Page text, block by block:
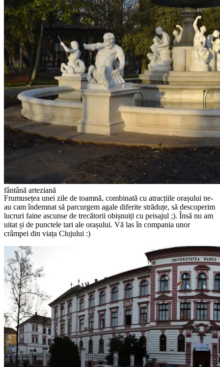
soare tomnatic la Cluj
clădirea fostului Cazino
fântână arteziană
Frumusețea unei zile de toamnă, combinată cu atracțiile orașului ne-
au cam îndemnat să parcurgem agale diferite străduțe, să descoperim
lucruri faine ascunse de trecătorii obișnuiți cu peisajul ;). Însă nu am
uitat și de punctele tari ale orașului. Vă las în compania unor
crâmpei din viața Clujului :)